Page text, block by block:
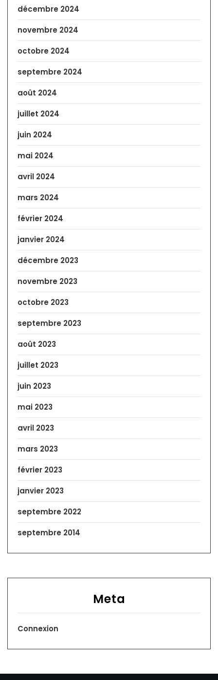
décembre 2024
novembre 2024
octobre 2024
septembre 2024
août 2024
juillet 2024
juin 2024
mai 2024
avril 2024
mars 2024
février 2024
janvier 2024
décembre 2023
novembre 2023
octobre 2023
septembre 2023
août 2023
juillet 2023
juin 2023
mai 2023
avril 2023
mars 2023
février 2023
janvier 2023
septembre 2022
septembre 2014
Meta
Connexion